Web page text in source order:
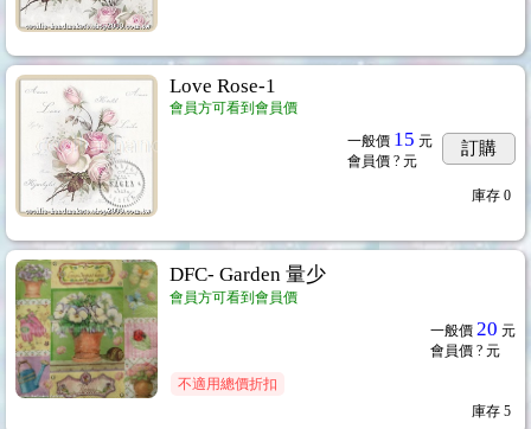
Love Rose-1
會員方可看到會員價
一般價 15 元
會員價 ? 元
訂購
庫存 0
DFC- Garden 量少
會員方可看到會員價
一般價 20 元
會員價 ? 元
不適用總價折扣
庫存 5